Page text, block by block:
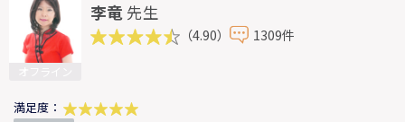
李竜 先生
（4.90） 1309件
満足度：